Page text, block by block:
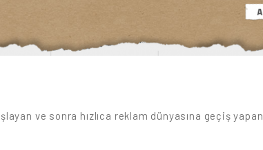
ve sonra hızlıca reklam dünyasına geçiş yapan